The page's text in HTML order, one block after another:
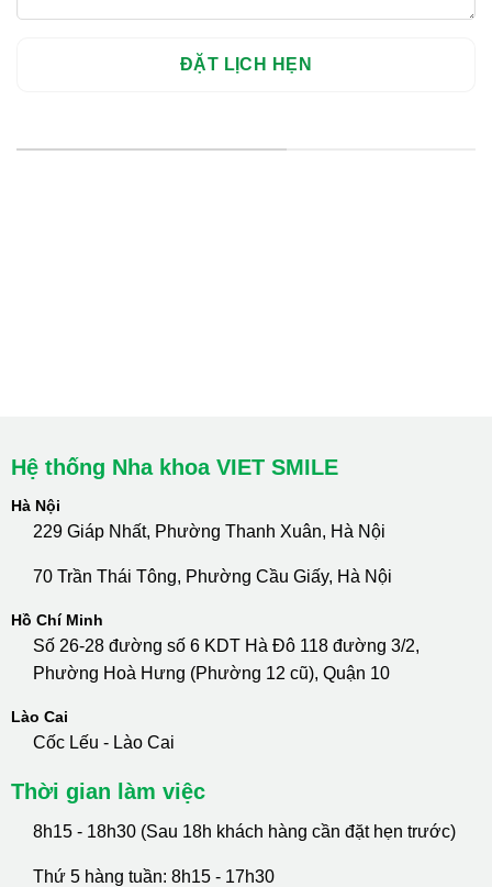
Hệ thống Nha khoa VIET SMILE
Hà Nội
229 Giáp Nhất, Phường Thanh Xuân, Hà Nội
70 Trần Thái Tông, Phường Cầu Giấy, Hà Nội
Hồ Chí Minh
Số 26-28 đường số 6 KDT Hà Đô 118 đường 3/2,
Phường Hoà Hưng (Phường 12 cũ), Quận 10
Lào Cai
Cốc Lếu - Lào Cai
Thời gian làm việc
8h15 - 18h30 (Sau 18h khách hàng cần đặt hẹn trước)
Thứ 5 hàng tuần: 8h15 - 17h30